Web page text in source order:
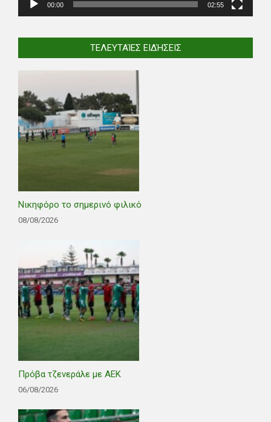
00:00 02:55
ΤΕΛΕΥΤΑΊΕΣ ΕΙΔΉΣΕΙΣ
Νικηφόρο το σημερινό φιλικό
08/08/2026
Πρόβα τζενεράλε με ΑΕΚ
06/08/2026